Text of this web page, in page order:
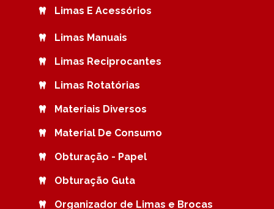
Limas E Acessórios
Limas Manuais
Limas Reciprocantes
Limas Rotatórias
Materiais Diversos
Material De Consumo
Obturação - Papel
Obturação Guta
Organizador de Limas e Brocas